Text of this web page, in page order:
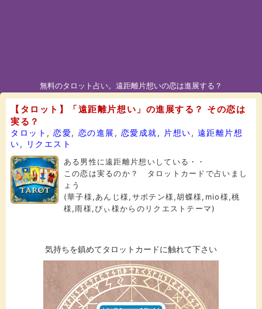
無料のタロット占い。遠距離片想いの恋は進展する？
【タロット】「遠距離片想い」の進展する？ その恋は
実る？
タロット ,恋愛, 恋の進展 , 恋愛成就, 片想い, 遠距離片想
い,
リクエスト
ある男性に遠距離片想いしている・・
この恋は実るのか？ タロットカードで占いまし
ょう
(華子様,あんじ様,サボテン様,胡蝶様,mio様,桃
様,雨様,ぴぃ様からのリクエストテーマ)
気持ちを鎮めてタロットカードに触れて下さい